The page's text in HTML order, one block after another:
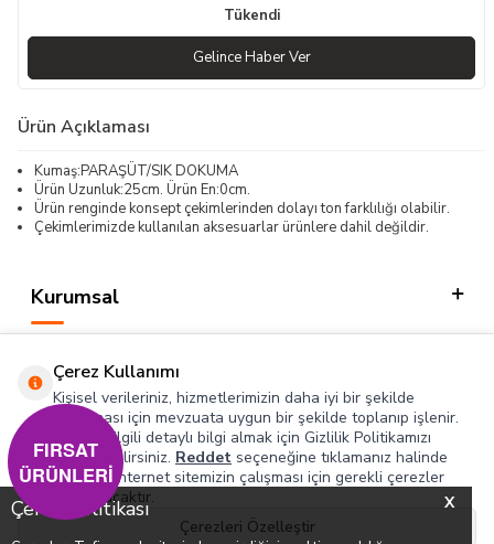
X
Çerez Politikası
Tükendi
Gelince Haber Ver
Ürün Açıklaması
Kumaş:PARAŞÜT/SIK DOKUMA
Ürün Uzunluk:25cm. Ürün En:0cm.
Ürün renginde konsept çekimlerinden dolayı ton farklılığı olabilir.
Çekimlerimizde kullanılan aksesuarlar ürünlere dahil değildir.
Kurumsal
Hızlı Erişim
Sosyal
Adres & İletişim
Çerez Kullanımı
Kişisel verileriniz, hizmetlerimizin daha iyi bir şekilde
sunulması için mevzuata uygun bir şekilde toplanıp işlenir.
Konuyla ilgili detaylı bilgi almak için Gizlilik Politikamızı
inceleyebilirsiniz. Reddet seçeneğine tıklamanız halinde
yalnızca internet sitemizin çalışması için gerekli çerezler
kullanılacaktır.
Çerezleri Özelleştir
FIRSAT
ÜRÜNLERİ